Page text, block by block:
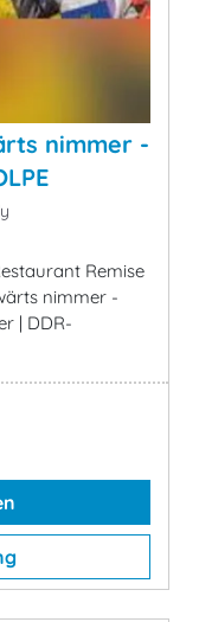
nimmer -
Remise
nimmer -
| DDR-